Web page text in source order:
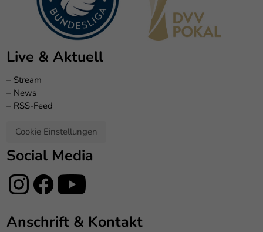
Live & Aktuell
– Stream
– News
– RSS-Feed
Cookie Einstellungen
Social Media
Anschrift & Kontakt